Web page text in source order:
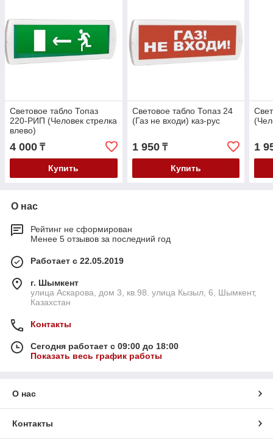
Световое табло Топаз
220-РИП (Человек стрелка
влево)
4 000 ₸
Купить
Световое табло Топаз 24
(Газ не входи) каз-рус
1 950₸
Купить
1
О нас
Рейтинг не сформирован
Менее 5 отзывов за последний год
Работает с 22.05.2019
г. Шымкент
улица Аскарова, дом 3, кв.98. улица Кызыл, 6, Шымкент,
Казахстан
Контакты
Сегодня работает с 09:00 до 18:00
Показать весь график работы
О нас
Контакты